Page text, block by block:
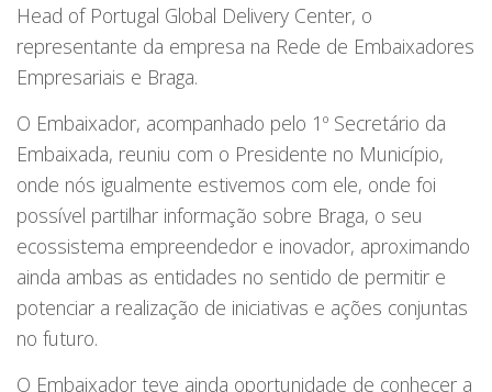
Head of Portugal Global Delivery Center, o
representante da empresa na Rede de Embaixadores
Empresariais e Braga.
O Embaixador, acompanhado pelo 1º Secretário da
Embaixada, reuniu com o Presidente no Município,
onde nós igualmente estivemos com ele, onde foi
possível partilhar informação sobre Braga, o seu
ecossistema empreendedor e inovador, aproximando
ainda ambas as entidades no sentido de permitir e
potenciar a realização de iniciativas e ações conjuntas
no futuro.
O Embaixador teve ainda oportunidade de conhecer a